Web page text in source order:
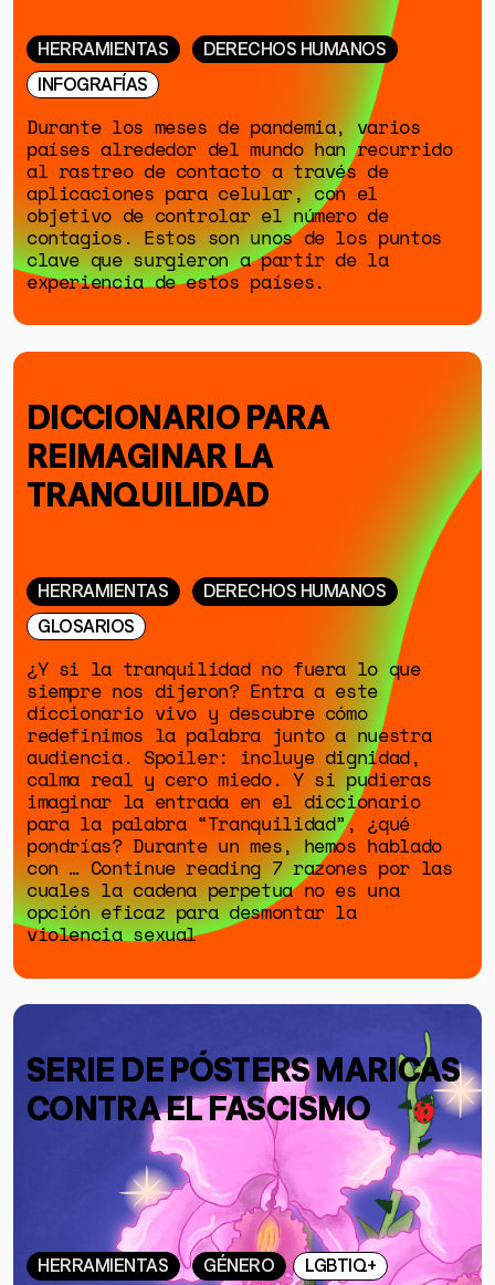
GÉNERO
DERECHOS HUMANOS
SALUD MENTAL
EMERGENCIA CLIMÁTICA
SOBRE MUTANTE
DONACIONES
HERRAMIENTAS
DERECHOS HUMANOS
INFOGRAFÍAS
Durante los meses de pandemia, varios
países alrededor del mundo han recurrido
al rastreo de contacto a través de
aplicaciones para celular, con el
objetivo de controlar el número de
contagios. Estos son unos de los puntos
clave que surgieron a partir de la
experiencia de estos países.
DICCIONARIO PARA
REIMAGINAR LA
TRANQUILIDAD
HERRAMIENTAS
DERECHOS HUMANOS
GLOSARIOS
¿Y si la tranquilidad no fuera lo que
siempre nos dijeron? Entra a este
diccionario vivo y descubre cómo
redefinimos la palabra junto a nuestra
audiencia. Spoiler: incluye dignidad,
calma real y cero miedo. Y si pudieras
imaginar la entrada en el diccionario
para la palabra “Tranquilidad”, ¿qué
pondrías? Durante un mes, hemos hablado
con … Continue reading 7 razones por las
cuales la cadena perpetua no es una
opción eficaz para desmontar la
violencia sexual
SERIE DE PÓSTERS MARICAS
CONTRA EL FASCISMO
HERRAMIENTAS GÉNERO
LGBTIQ+